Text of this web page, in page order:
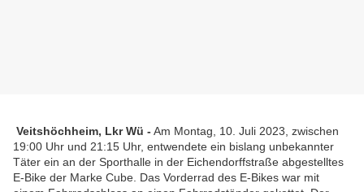
Veitshöchheim, Lkr Wü - Am Montag, 10. Juli 2023, zwischen
19:00 Uhr und 21:15 Uhr, entwendete ein bislang unbekannter
Täter ein an der Sporthalle in der Eichendorffstraße abgestelltes
E-Bike der Marke Cube. Das Vorderrad des E-Bikes war mit